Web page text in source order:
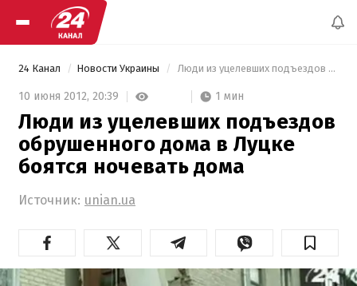
24 Канал Новости Украины Люди из уцелевших подъездов обрушенного дома в Луцке боятся ночевать дома
10 июня 2012, 20:39 1 мин
Люди из уцелевших подъездов
обрушенного дома в Луцке
боятся ночевать дома
Источник: unian.ua